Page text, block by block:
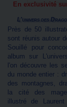
En exclusivité
L'univers des
Près de 50
sont réunis autour
Souillé pour
album sur
l'on découvre les
du monde entier :
des montagnes,
la cité des
illustré de